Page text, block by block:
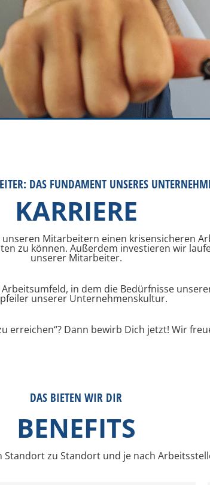
DAS FUNDAMENT UNSERES
KARRIERE
Mitarbeitern einen krisensicheren
zu können. Außerdem investieren wir
unserer Mitarbeiter.
in dem die Bedürfnisse
unserer Unternehmenskultur.
erreichen“? Dann bewirb Dich jetzt! Wir
DAS BIETEN WIR DIR
BENEFITS
Standort zu Standort und je nach